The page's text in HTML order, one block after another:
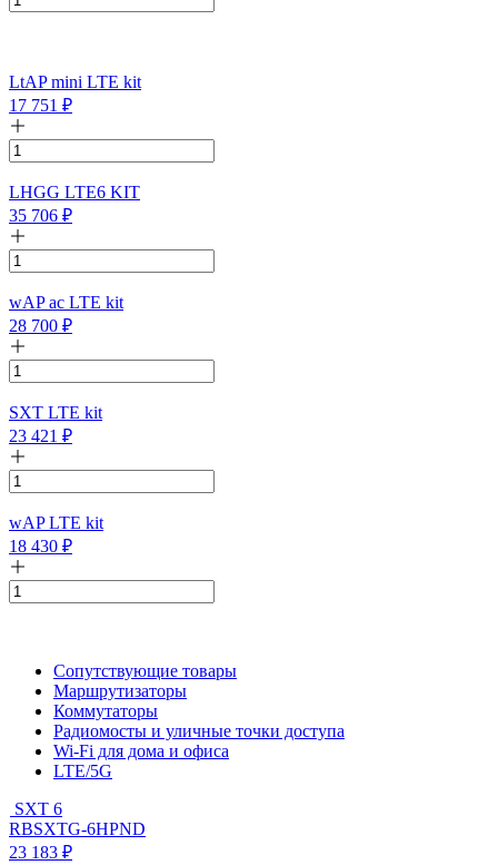
LtAP mini LTE kit
17 751 ₽
LHGG LTE6 KIT
35 706 ₽
wAP ac LTE kit
28 700 ₽
SXT LTE kit
23 421 ₽
wAP LTE kit
18 430 ₽
Сопутствующие товары
Маршрутизаторы
Коммутаторы
Радиомосты и уличные точки доступа
Wi-Fi для дома и офиса
LTE/5G
SXT 6
RBSXTG-6HPND
23 183 ₽